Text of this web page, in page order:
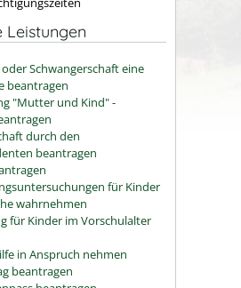
Leistungen
Schwangerschaft eine
beantragen
"Mutter und Kind" -
durch den
beantragen
für Kinder
wahrnehmen
für Kinder im Vorschulalter
in Anspruch nehmen
beantragen